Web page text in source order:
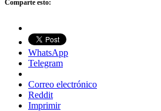
Comparte esto:
WhatsApp
Telegram
Correo electrónico
Reddit
Imprimir